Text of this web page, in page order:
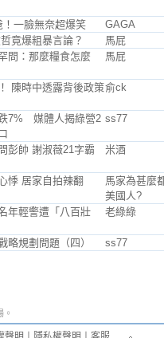
！一臉無奈超爆笑 GAGA
竟爆粗暴言論？ 馬屁
問：那麼糧食怎麼
馬屁
陳時中透露背後政策俞ck
7% 媒體人揭綠營2 ss77
彭帥 謝淑薇21字霸
米酒
悸 居家自拍辣翻
馬家為甚麼
美國人?
年輕警遭「八百壯
老綠綠
略規劃問題（四） ss77